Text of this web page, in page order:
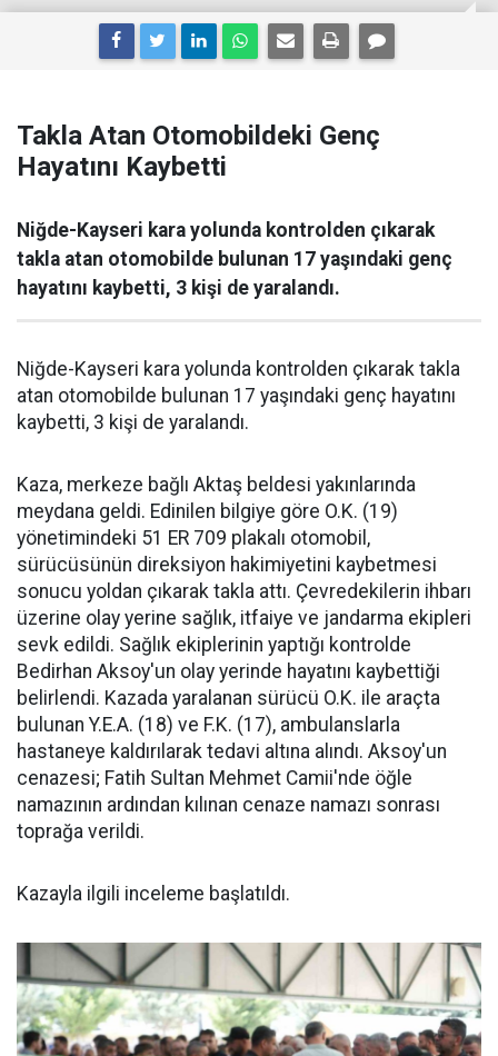
Takla Atan Otomobildeki Genç
Hayatını Kaybetti
Niğde-Kayseri kara yolunda kontrolden çıkarak
takla atan otomobilde bulunan 17 yaşındaki genç
hayatını kaybetti, 3 kişi de yaralandı.
Niğde-Kayseri kara yolunda kontrolden çıkarak takla
atan otomobilde bulunan 17 yaşındaki genç hayatını
kaybetti, 3 kişi de yaralandı.
Kaza, merkeze bağlı Aktaş beldesi yakınlarında
meydana geldi. Edinilen bilgiye göre O.K. (19)
yönetimindeki 51 ER 709 plakalı otomobil,
sürücüsünün direksiyon hakimiyetini kaybetmesi
sonucu yoldan çıkarak takla attı. Çevredekilerin ihbarı
üzerine olay yerine sağlık, itfaiye ve jandarma ekipleri
sevk edildi. Sağlık ekiplerinin yaptığı kontrolde
Bedirhan Aksoy'un olay yerinde hayatını kaybettiği
belirlendi. Kazada yaralanan sürücü O.K. ile araçta
bulunan Y.E.A. (18) ve F.K. (17), ambulanslarla
hastaneye kaldırılarak tedavi altına alındı. Aksoy'un
cenazesi; Fatih Sultan Mehmet Camii'nde öğle
namazının ardından kılınan cenaze namazı sonrası
toprağa verildi.
Kazayla ilgili inceleme başlatıldı.